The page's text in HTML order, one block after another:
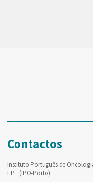
Contactos
Instituto Português de
EPE (IPO-Porto)